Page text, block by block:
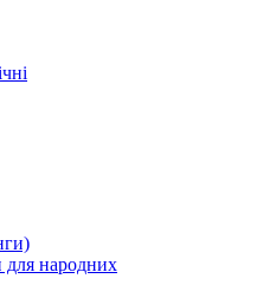
для народних